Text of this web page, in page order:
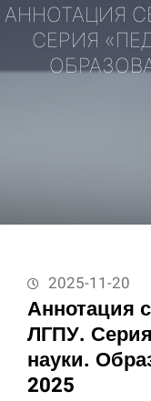
АННОТАЦИЯ
СЕРИЯ
2025-11-20
Аннотация
ЛГПУ.
науки.
2025